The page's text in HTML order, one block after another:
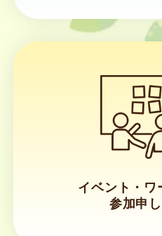
ン
ク
イベント・
参加申